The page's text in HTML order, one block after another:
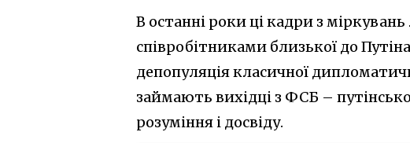
В останні роки ці кадри з
співробітниками близької до
депопуляція класичної
займають вихідці з ФСБ –
розуміння і досвіду.